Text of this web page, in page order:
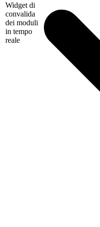
Widget di
convalida
dei moduli
in tempo
reale